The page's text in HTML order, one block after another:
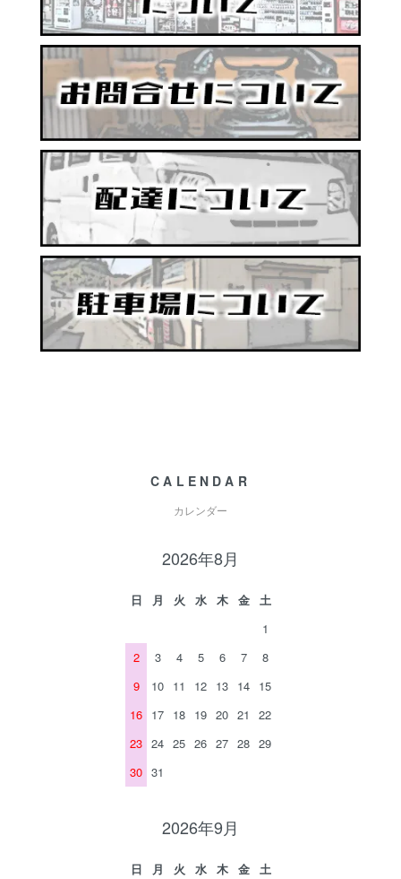
CALENDAR
カレンダー
2026年8月
日 月 火 水 木 金
土
1
2
3 4 5 6 7
8
9
10 11 12 13 14 15
16 17 18 19 20 21
22
23 24 25 26 27 28 29
30 31
2026年9月
日 月 火 水 木 金
土